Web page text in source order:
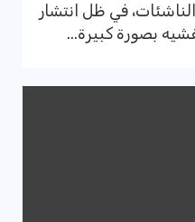
في ظل انتشار
بصورة كبيرة...